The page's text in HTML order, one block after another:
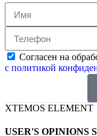
Согласен на
с политикой
XTEMOS ELEMENT
USER'S OPINIONS